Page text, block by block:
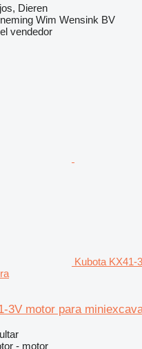
Dieren
Wim Wensink BV
vendedor
Kubota KX41-
3V motor para
- motor